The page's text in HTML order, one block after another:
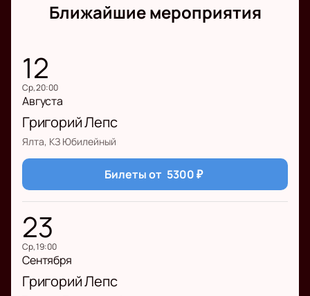
Ближайшие мероприятия
12
ср, 20:00
Августа
Григорий Лепс
Ялта, КЗ Юбилейный
Билеты от 5300₽
23
ср, 19:00
Сентября
Григорий Лепс